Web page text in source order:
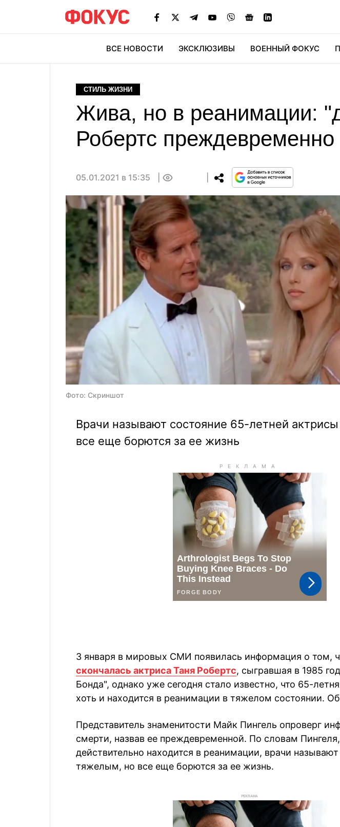
ВСЕ НОВОСТИ ЭКСКЛЮЗИВЫ ВОЕННЫЙ ФОКУС
СТИЛЬ ЖИЗНИ
Жива, но в реанимации:
Робертс
05.01.2021 в 15:35
Фото: Скриншот
Врачи называют состояние 65-летней
все еще борются за ее жизнь
3 января в мировых СМИ появилась информация о том,
скончалась актриса Таня Робертс, сыгравшая в 1985
Бонда", однако уже сегодня стало известно, что 65-
хоть и находится в реанимации в тяжелом состоянии.
Представитель знаменитости Майк Пингель опроверг
смерти, назвав ее преждевременной. По словам
действительно находится в реанимации, врачи
тяжелым, но все еще борются за ее жизнь.
РЕКЛАМА